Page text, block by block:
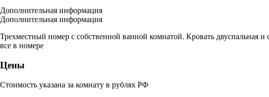
Дополнительная информация
Дополнительная информация
Трехместный номер с собственной ванной комнатой. Кровать двуспальная
все в номере
Цены
Стоимость указана за комнату в рублях РФ